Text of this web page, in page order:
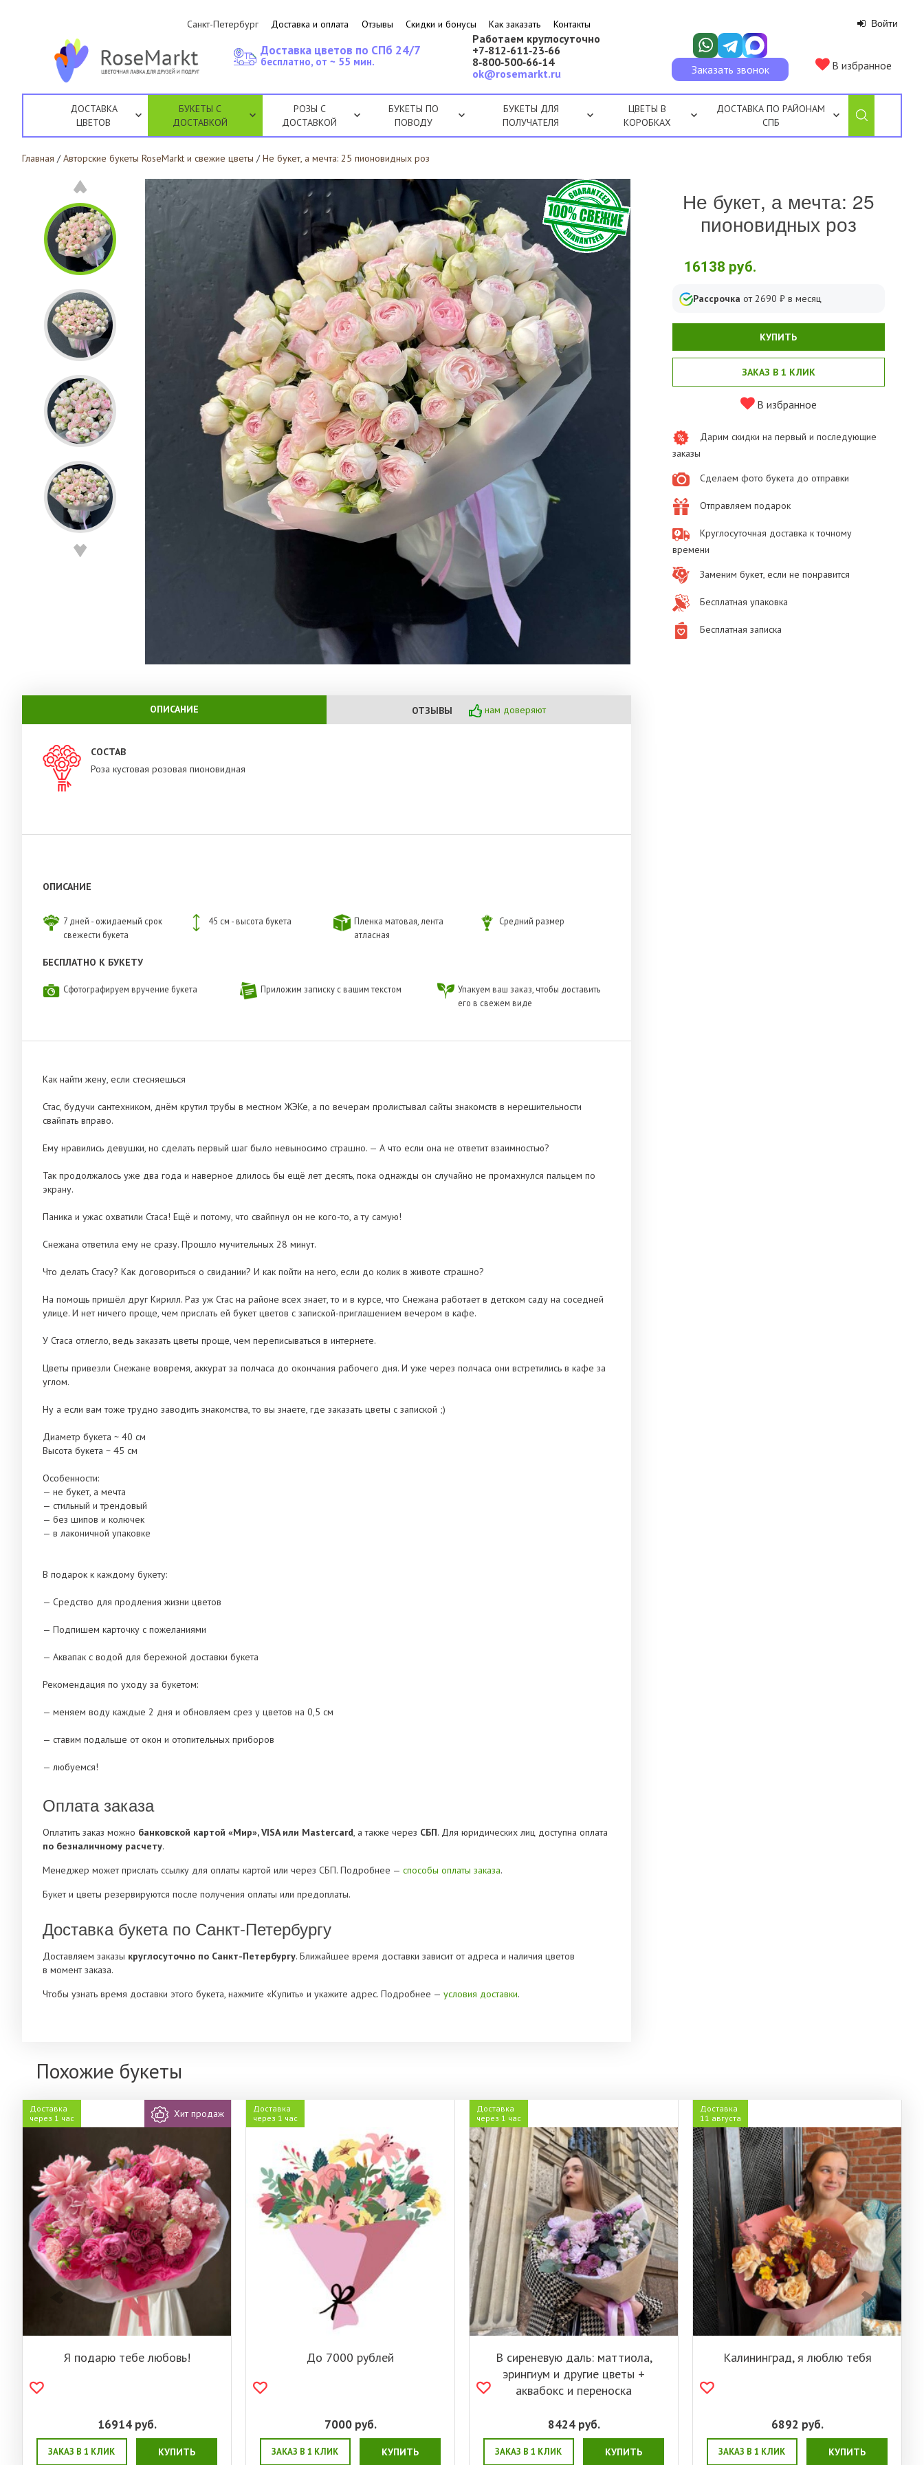
Санкт-Петербург Доставка и оплата Отзывы Скидки и бонусы Как заказать Контакты Войти
Работаем круглосуточно
+7‑812‑611‑23‑66
8‑800‑500‑66‑14
ok@rosemarkt.ru
Заказать звонок В избранное
Доставка цветов по СПб 24/7
бесплатно, от ~ 55 мин.
ДОСТАВКА
ЦВЕТОВ
БУКЕТЫ С
ДОСТАВКОЙ
РОЗЫ С
ДОСТАВКОЙ
БУКЕТЫ ПО
ПОВОДУ
БУКЕТЫ ДЛЯ
ПОЛУЧАТЕЛЯ
ЦВЕТЫ В
КОРОБКАХ
ДОСТАВКА ПО РАЙОНАМ
СПБ
Главная / Авторские букеты RoseMarkt и свежие цветы / Не букет, а мечта: 25 пионовидных роз
ОПИСАНИЕ ОТЗЫВЫ нам доверяют
СОСТАВ
Роза кустовая розовая пионовидная
ОПИСАНИЕ
7 дней - ожидаемый срок
свежести букета
45 см - высота букета
Пленка матовая, лента
атласная
Средний размер
БЕСПЛАТНО К БУКЕТУ
Сфотографируем вручение букета Приложим записку с вашим текстом
Упакуем ваш заказ, чтобы доставить
его в свежем виде
Как найти жену, если стесняешься
Стас, будучи сантехником, днём крутил трубы в местном ЖЭКе, а по вечерам пролистывал сайты знакомств в нерешительности
свайпать вправо.
Ему нравились девушки, но сделать первый шаг было невыносимо страшно. — А что если она не ответит взаимностью?
Так продолжалось уже два года и наверное длилось бы ещё лет десять, пока однажды он случайно не промахнулся пальцем по
экрану.
Паника и ужас охватили Стаса! Ещё и потому, что свайпнул он не кого-то, а ту самую!
Снежана ответила ему не сразу. Прошло мучительных 28 минут.
Что делать Стасу? Как договориться о свидании? И как пойти на него, если до колик в животе страшно?
На помощь пришёл друг Кирилл. Раз уж Стас на районе всех знает, то и в курсе, что Снежана работает в детском саду на соседней
улице. И нет ничего проще, чем прислать ей букет цветов с запиской-приглашением вечером в кафе.
У Стаса отлегло, ведь заказать цветы проще, чем переписываться в интернете.
Цветы привезли Снежане вовремя, аккурат за полчаса до окончания рабочего дня. И уже через полчаса они встретились в кафе за
углом.
Ну а если вам тоже трудно заводить знакомства, то вы знаете, где заказать цветы с запиской ;)
Диаметр букета ~ 40 см
Высота букета ~ 45 см
Особенности:
— не букет, а мечта
— стильный и трендовый
— без шипов и колючек
— в лаконичной упаковке
В подарок к каждому букету:
— Средство для продления жизни цветов
— Подпишем карточку с пожеланиями
— Аквапак с водой для бережной доставки букета
Рекомендация по уходу за букетом:
— меняем воду каждые 2 дня и обновляем срез у цветов на 0,5 см
— ставим подальше от окон и отопительных приборов
— любуемся!
Оплата заказа
Оплатить заказ можно банковской картой «Мир», VISA или Mastercard, а также через СБП. Для юридических лиц доступна оплата
по безналичному расчету.
Менеджер может прислать ссылку для оплаты картой или через СБП. Подробнее — способы оплаты заказа.
Букет и цветы резервируются после получения оплаты или предоплаты.
Доставка букета по Санкт-Петербургу
Доставляем заказы круглосуточно по Санкт-Петербургу. Ближайшее время доставки зависит от адреса и наличия цветов
в момент заказа.
Чтобы узнать время доставки этого букета, нажмите «Купить» и укажите адрес. Подробнее — условия доставки.
Не букет, а мечта: 25
пионовидных роз
16138 руб.
Рассрочка от2690 ₽ в месяц
КУПИТЬ
ЗАКАЗ В 1 КЛИК
В избранное
Дарим скидки на первый и последующие
заказы
Сделаем фото букета до отправки
Отправляем подарок
Круглосуточная доставка к точному
времени
Заменим букет, если не понравится
Бесплатная упаковка
Бесплатная записка
Похожие букеты
Доставка
через 1 час
Хит продаж
Я подарю тебе любовь!
16914руб.
ЗАКАЗ В 1 КЛИК КУПИТЬ
Доставка
через 1 час
До 7000 рублей
7000руб.
ЗАКАЗ В 1 КЛИК КУПИТЬ
Доставка
через 1 час
В сиреневую даль: маттиола,
эрингиум и другие цветы +
аквабокс и переноска
8424руб.
ЗАКАЗ В 1 КЛИК КУПИТЬ
Доставка
11 августа
Калининград, я люблю тебя
6892 руб.
ЗАКАЗ В 1 КЛИК КУПИТЬ